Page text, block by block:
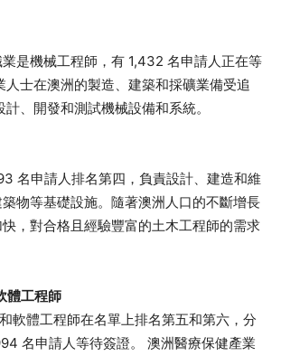
是機械工程師，有 1,432 名申請人正在等
人士在澳洲的製造、建築和採礦業備受追
、開發和測試機械設備和系統。
名申請人排名第四，負責設計、建造和維
物等基礎設施。隨著澳洲人口的不斷增長
，對合格且經驗豐富的土木工程師的需求
體工程師
軟體工程師在名單上排名第五和第六，分
名申請人等待簽證。 澳洲醫療保健產業